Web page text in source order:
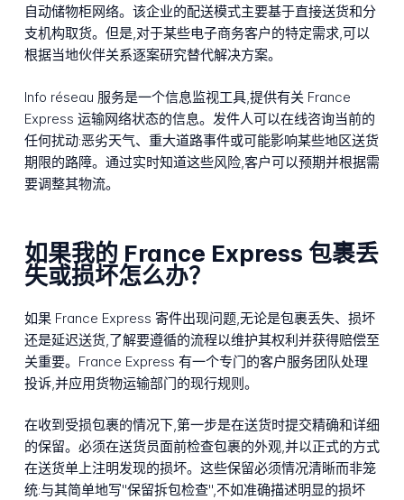
自动储物柜网络。该企业的配送模式主要基于直接送货和分
支机构取货。但是,对于某些电子商务客户的特定需求,可以
根据当地伙伴关系逐案研究替代解决方案。
Info réseau 服务是一个信息监视工具,提供有关 France
Express 运输网络状态的信息。发件人可以在线咨询当前的
任何扰动:恶劣天气、重大道路事件或可能影响某些地区送货
期限的路障。通过实时知道这些风险,客户可以预期并根据需
要调整其物流。
如果我的 France Express 包裹丢
失或损坏怎么办？
如果 France Express 寄件出现问题,无论是包裹丢失、损坏
还是延迟送货,了解要遵循的流程以维护其权利并获得赔偿至
关重要。France Express 有一个专门的客户服务团队处理
投诉,并应用货物运输部门的现行规则。
在收到受损包裹的情况下,第一步是在送货时提交精确和详细
的保留。必须在送货员面前检查包裹的外观,并以正式的方式
在送货单上注明发现的损坏。这些保留必须情况清晰而非笼
统:与其简单地写"保留拆包检查",不如准确描述明显的损坏